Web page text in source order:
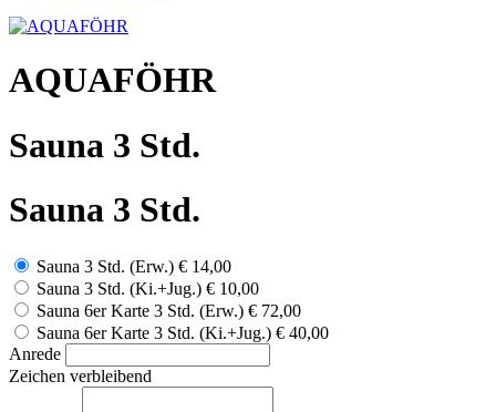
AQUAFÖHR
Sauna 3 Std.
Sauna 3 Std.
Sauna 3 Std. (Erw.) € 14,00
Sauna 3 Std. (Ki.+Jug.) € 10,00
Sauna 6er Karte 3 Std. (Erw.) € 72,00
Sauna 6er Karte 3 Std. (Ki.+Jug.) € 40,00
Anrede
Zeichen verbleibend